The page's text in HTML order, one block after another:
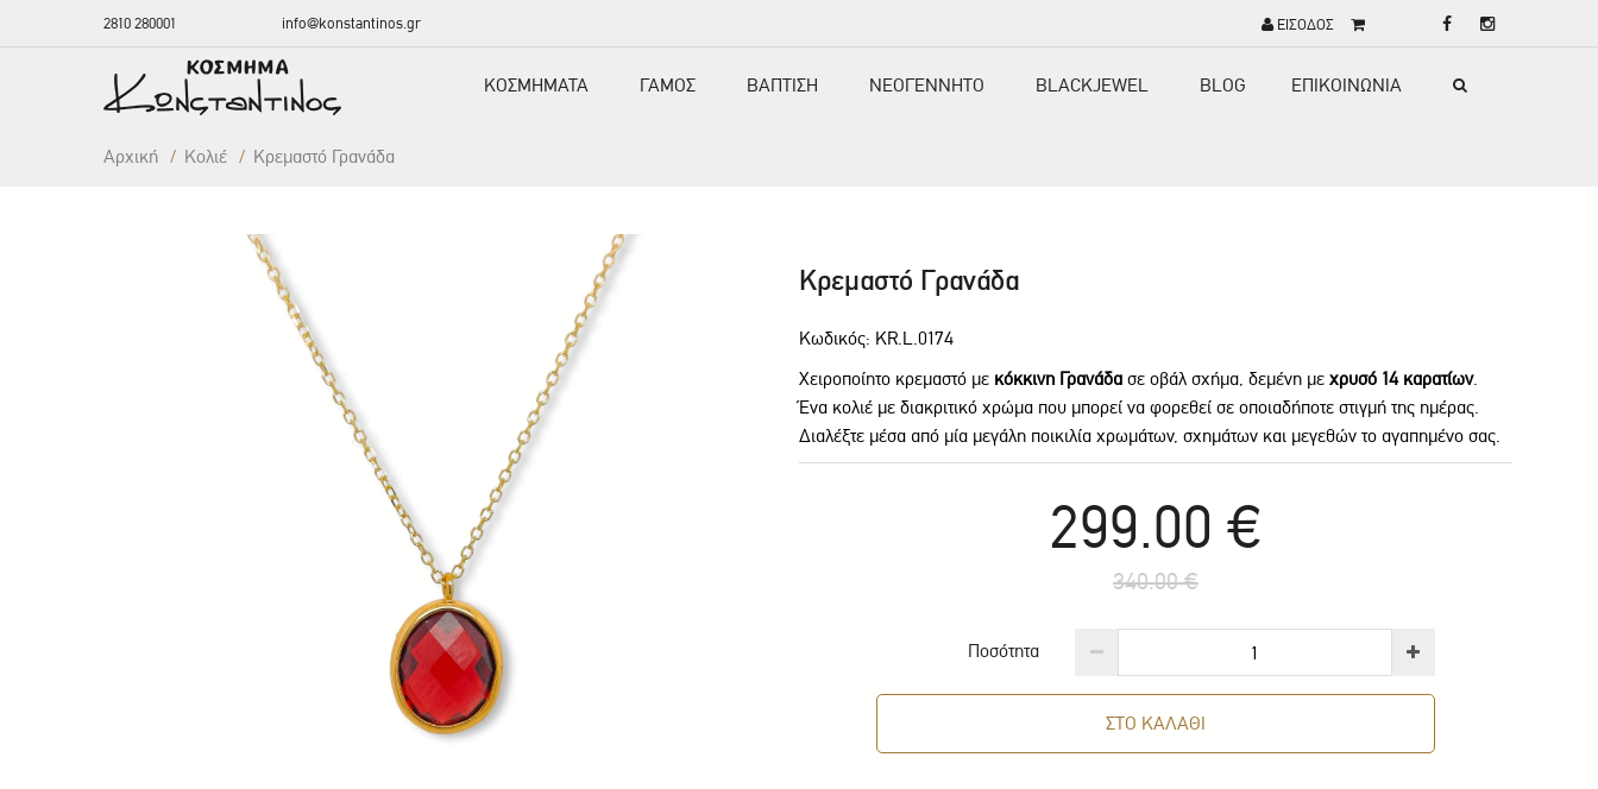
2810 280001 info@konstantinos.gr ΕΙΣΟΔΟΣ
ΚΟΣΜΗΜΑΤΑ ΓΑΜΟΣ ΒΑΠΤΙΣΗ ΝΕΟΓΕΝΝΗΤΟ BLACKJEWEL BLOG ΕΠΙΚΟΙΝΩΝΙΑ
Αρχική / Κολιέ / Κρεμαστό Γρανάδα
Κρεμαστό Γρανάδα
Κωδικός: ΚR.L.0174
Χειροποίητο κρεμαστό με κόκκινη Γρανάδα σε οβάλ σχήμα, δεμένη με χρυσό 14 καρατίων.
Ένα κολιέ με διακριτικό χρώμα που μπορεί να φορεθεί σε οποιαδήποτε στιγμή της ημέρας.
Διαλέξτε μέσα από μία μεγάλη ποικιλία χρωμάτων, σχημάτων και μεγεθών το αγαπημένο σας.
299.00 €
340.00 €
Ποσότητα
ΣΤΟ ΚΑΛΑΘΙ